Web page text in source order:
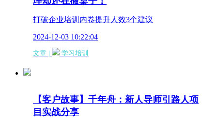
打破企业培训内卷提升人效3个建议
2024-12-03 10:22:04
文章 | 学习培训
【客户故事】千年舟：新人导师引路人项
目实战分享